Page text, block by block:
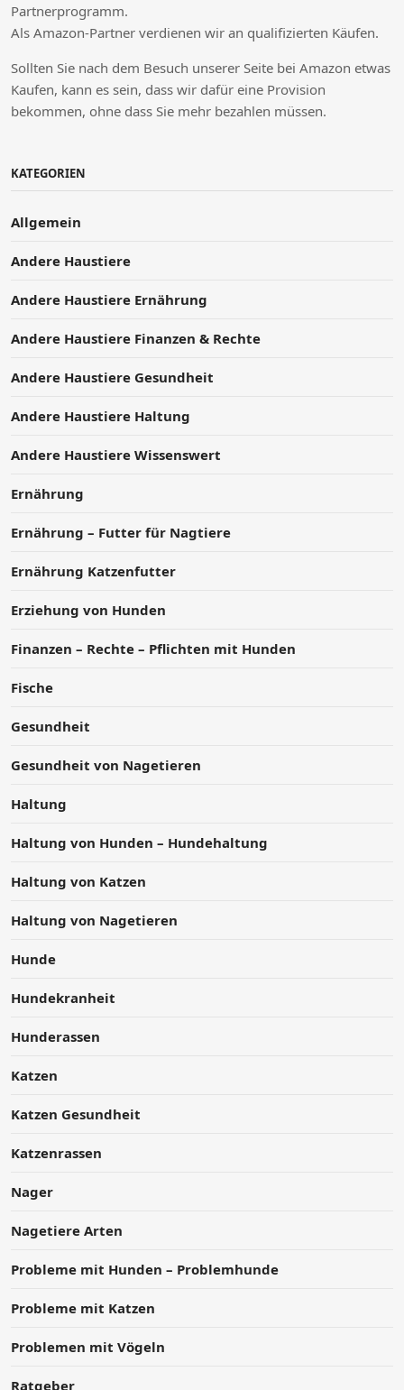
Partnerprogramm.
Als Amazon-Partner verdienen wir an qualifizierten Käufen.
Sollten Sie nach dem Besuch unserer Seite bei Amazon etwas
Kaufen, kann es sein, dass wir dafür eine Provision
bekommen, ohne dass Sie mehr bezahlen müssen.
KATEGORIEN
Allgemein
Andere Haustiere
Andere Haustiere Ernährung
Andere Haustiere Finanzen & Rechte
Andere Haustiere Gesundheit
Andere Haustiere Haltung
Andere Haustiere Wissenswert
Ernährung
Ernährung – Futter für Nagtiere
Ernährung Katzenfutter
Erziehung von Hunden
Finanzen – Rechte – Pflichten mit Hunden
Fische
Gesundheit
Gesundheit von Nagetieren
Haltung
Haltung von Hunden – Hundehaltung
Haltung von Katzen
Haltung von Nagetieren
Hunde
Hundekranheit
Hunderassen
Katzen
Katzen Gesundheit
Katzenrassen
Nager
Nagetiere Arten
Probleme mit Hunden – Problemhunde
Probleme mit Katzen
Problemen mit Vögeln
Ratgeber